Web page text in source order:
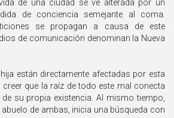
de una ciudad se ve alterada por un
de conciencia semejante al coma.
se propagan a causa de este
de comunicación denominan la Nueva
están directamente afectadas por esta
que la raíz de todo este mal conecta
su propia existencia. Al mismo tiempo,
de ambas, inicia una búsqueda con